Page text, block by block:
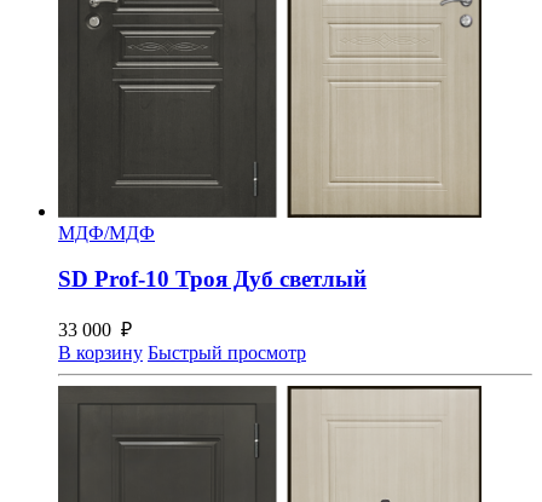
МДФ/МДФ
SD Prof-10 Троя Дуб светлый
33 000 ₽
В корзину Быстрый просмотр